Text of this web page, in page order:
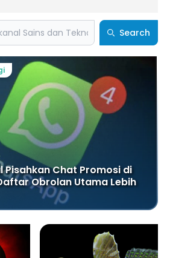
Search
Pisahkan Chat Promosi di
Obrolan Utama Lebih